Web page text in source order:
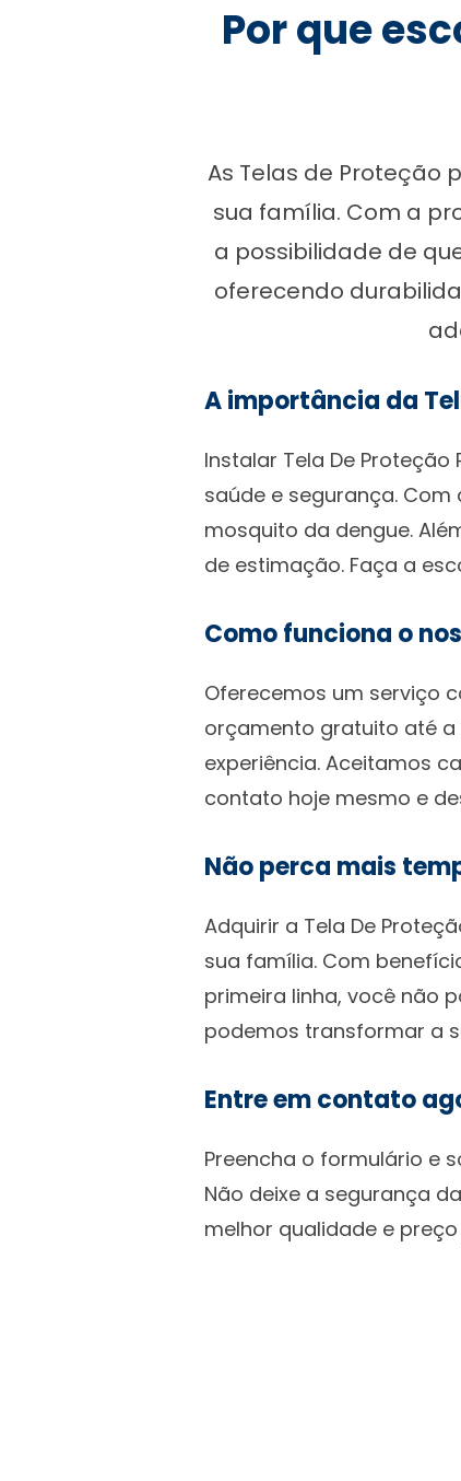
Por que
As Telas de Proteção
sua família. Com a
a possibilidade de
oferecendo
A importância da
Instalar Tela De
saúde e segurança.
mosquito da dengue.
de estimação. Faça a
Como funciona o
Oferecemos um serviço
orçamento gratuito até a
experiência. Aceitamos
contato hoje mesmo e
Não perca mais
Adquirir a Tela De
sua família. Com
primeira linha, você não
podemos transformar a
Entre em contato
Preencha o formulário e
Não deixe a segurança
melhor qualidade e